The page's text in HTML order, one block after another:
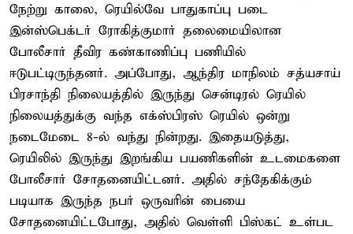
நேற்று காலை, ரெயில்வே பாதுகாப்பு படை
இன்ஸ்பெக்டர் ரோகித்குமார் தலைமையிலான
போலீசார் தீவிர கண்காணிப்பு பணியில்
ஈடுபட்டிருந்தனர். அப்போது, ஆந்திர மாநிலம் சத்யசாய்
பிரசாந்தி நிலையத்தில் இருந்து சென்டிரல் ரெயில்
நிலையத்துக்கு வந்த எக்ஸ்பிரஸ் ரெயில் ஒன்று
நடைமேடை 8-ல் வந்து நின்றது. இதையடுத்து,
ரெயிலில் இருந்து இறங்கிய பயணிகளின் உடமைகளை
போலீசார் சோதனையிட்டனர். அதில் சந்தேகிக்கும்
படியாக இருந்த நபர் ஒருவரின் பையை
சோதனையிட்டபோது, அதில் வெள்ளி பிஸ்கட் உள்பட